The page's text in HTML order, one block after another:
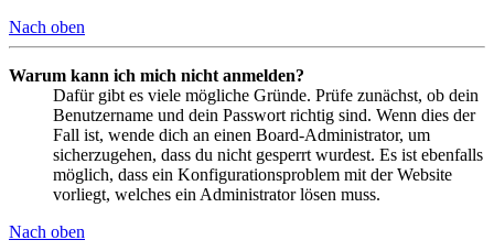
Nach oben
Warum kann ich mich nicht anmelden?
Dafür gibt es viele mögliche Gründe. Prüfe zunächst, ob dein
Benutzername und dein Passwort richtig sind. Wenn dies der
Fall ist, wende dich an einen Board-Administrator, um
sicherzugehen, dass du nicht gesperrt wurdest. Es ist ebenfalls
möglich, dass ein Konfigurationsproblem mit der Website
vorliegt, welches ein Administrator lösen muss.
Nach oben